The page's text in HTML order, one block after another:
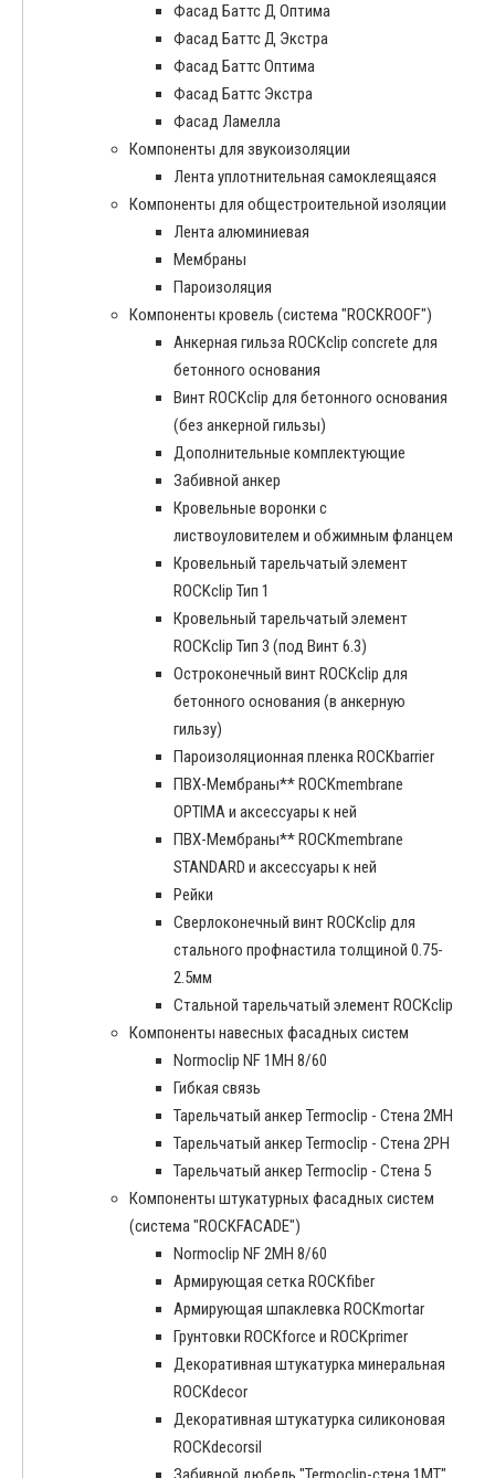
Фасад Баттс Д Оптима
Фасад Баттс Д Экстра
Фасад Баттс Оптима
Фасад Баттс Экстра
Фасад Ламелла
Компоненты для звукоизоляции
Лента уплотнительная самоклеящаяся
Компоненты для общестроительной изоляции
Лента алюминиевая
Мембраны
Пароизоляция
Компоненты кровель (система "ROCKROOF")
Анкерная гильза ROCKclip concrete для
бетонного основания
Винт ROCKclip для бетонного основания
(без анкерной гильзы)
Дополнительные комплектующие
Забивной анкер
Кровельные воронки с
листвоуловителем и обжимным фланцем
Кровельный тарельчатый элемент
ROCKclip Тип 1
Кровельный тарельчатый элемент
ROCKclip Тип 3 (под Винт 6.3)
Остроконечный винт ROCKclip для
бетонного основания (в анкерную
гильзу)
Пароизоляционная пленка ROCKbarrier
ПВХ-Мембраны** ROCKmembrane
OPTIMA и аксессуары к ней
ПВХ-Мембраны** ROCKmembrane
STANDARD и аксессуары к ней
Рейки
Сверлоконечный винт ROCKclip для
стального профнастила толщиной 0.75-
2.5мм
Стальной тарельчатый элемент ROCKclip
Компоненты навесных фасадных систем
Normoclip NF 1MH 8/60
Гибкая связь
Тарельчатый анкер Termoclip - Стена 2MH
Тарельчатый анкер Termoclip - Стена 2PH
Тарельчатый анкер Termoclip - Стена 5
Компоненты штукатурных фасадных систем
(система "ROCKFACADE")
Normoclip NF 2MH 8/60
Армирующая сетка ROCKfiber
Армирующая шпаклевка ROCKmortar
Грунтовки ROCKforce и ROCKprimer
Декоративная штукатурка минеральная
ROCKdecor
Декоративная штукатурка силиконовая
ROCKdecorsil